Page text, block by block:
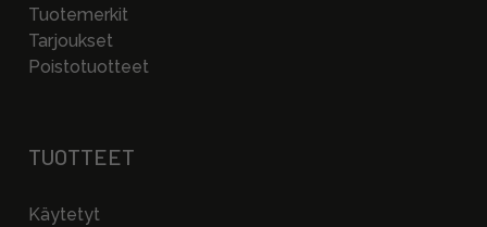
Tuotemerkit
Tarjoukset
Poistotuotteet
TUOTTEET
Käytetyt